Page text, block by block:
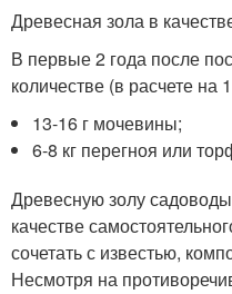
Древесная зола в
В первые 2 года после
количестве (в расчете на
13-16 г мочевины;
6-8 кг перегноя или
Древесную золу
качестве
сочетать с известью,
Несмотря на